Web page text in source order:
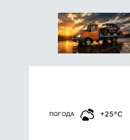
ПОГОДА +25°C